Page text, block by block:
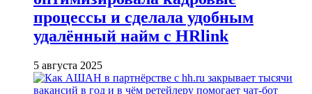
процессы и сделала удобным
удалённый найм с HRlink
5 августа 2025